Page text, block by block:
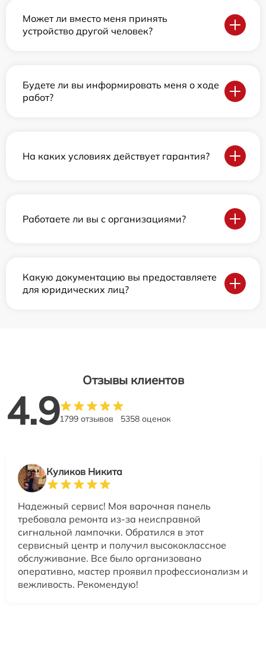
Может ли вместо меня принять
устройство другой человек?
Будете ли вы информировать меня о ходе
работ?
На каких условиях действует гарантия?
Работаете ли вы с организациями?
Какую документацию вы предоставляете
для юридических лиц?
Отзывы клиентов
4.91799 отзывов 5358 оценок
Куликов Никита
Надежный сервис! Моя варочная панель
требовала ремонта из-за неисправной
сигнальной лампочки. Обратился в этот
сервисный центр и получил высококлассное
обслуживание. Все было организовано
оперативно, мастер проявил профессионализм и
вежливость. Рекомендую!